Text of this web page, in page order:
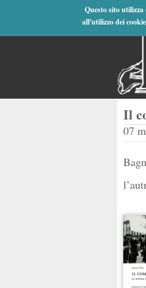
Questo sito
all'utilizzo dei
Il
07